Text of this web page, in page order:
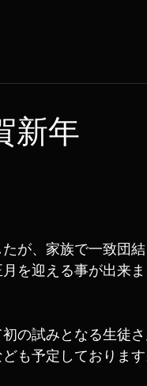
新年
が、家族で一致団
を迎える事が出来
の試みとなる生徒
も予定しておりま